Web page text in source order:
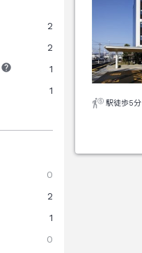
2
2
1
1
0
2
1
0
駅徒歩5分